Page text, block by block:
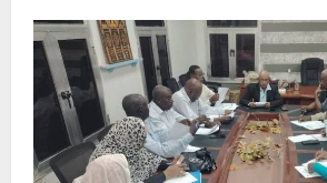
يعلن تخفيض الرسوم الدراسية لهذا العام
بنسبة15%
أغسطس 3, 2026
اخر الاخبار
وزير التربية والتعليم بالولاية يدشن ورشة
تأهيل معلمي مادة اللغة الإنجليزية بمحلية